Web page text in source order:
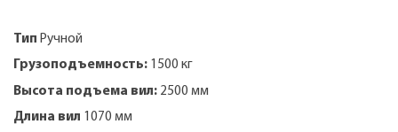
Тип Ручной
Грузоподъемность: 1500 кг
Высота подъема вил: 2500 мм
Длина вил 1070 мм